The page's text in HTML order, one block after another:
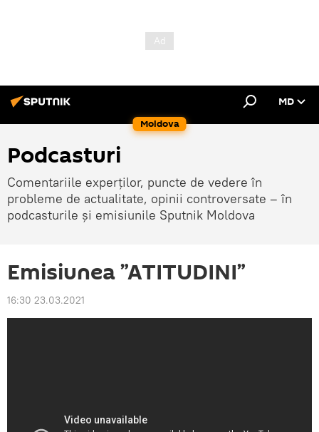
Moldova
MD
Podcasturi
Comentariile experților, puncte de vedere în
probleme de actualitate, opinii controversate – în
podcasturile și emisiunile Sputnik Moldova
Emisiunea ”ATITUDINI”
16:30 23.03.2021